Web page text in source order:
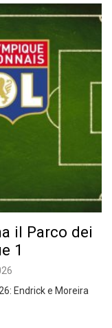
il Parco dei
1
Endrick e Moreira